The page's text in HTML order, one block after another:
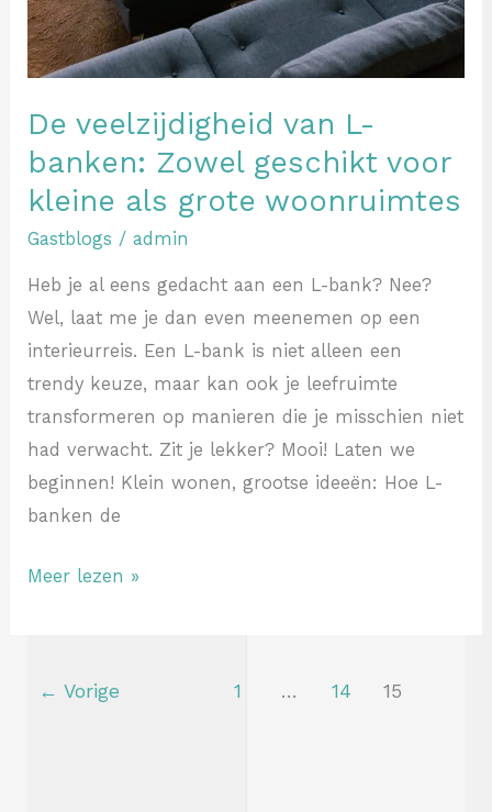
De veelzijdigheid van L-
banken: Zowel geschikt voor
kleine als grote woonruimtes
Gastblogs /admin
Heb je al eens gedacht aan een L-bank? Nee?
Wel, laat me je dan even meenemen op een
interieurreis. Een L-bank is niet alleen een
trendy keuze, maar kan ook je leefruimte
transformeren op manieren die je misschien niet
had verwacht. Zit je lekker? Mooi! Laten we
beginnen! Klein wonen, grootse ideeën: Hoe L-
banken de
Meer lezen »
← Vorige 1 … 14 15